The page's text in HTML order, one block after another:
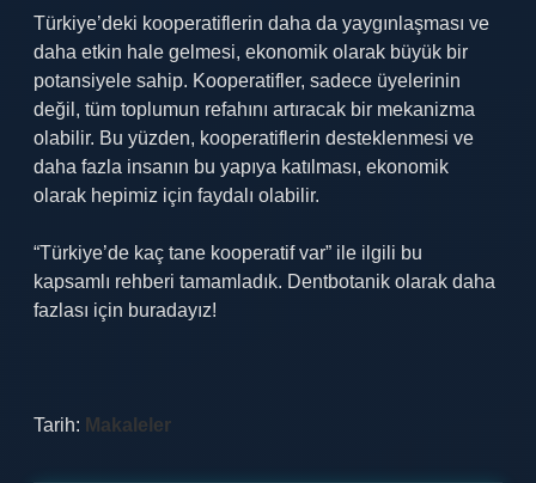
Türkiye’deki kooperatiflerin daha da yaygınlaşması ve
daha etkin hale gelmesi, ekonomik olarak büyük bir
potansiyele sahip. Kooperatifler, sadece üyelerinin
değil, tüm toplumun refahını artıracak bir mekanizma
olabilir. Bu yüzden, kooperatiflerin desteklenmesi ve
daha fazla insanın bu yapıya katılması, ekonomik
olarak hepimiz için faydalı olabilir.
“Türkiye’de kaç tane kooperatif var” ile ilgili bu
kapsamlı rehberi tamamladık. Dentbotanik olarak daha
fazlası için buradayız!
Tarih: Makaleler